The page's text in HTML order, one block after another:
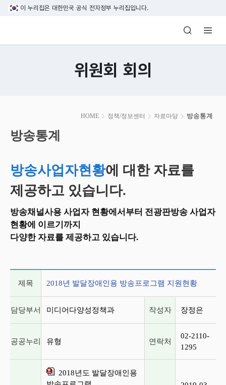
본문 바로가기
이 누리집은 대한민국 공식 전자정부 누리집입니다.
방송미디어통신위원회 Korea Media
위원회 회의
HOME 정책/정보센터 자료마당 방송통계
시
작
방송통계
방송사업자현황에 대한 자료를
제공하고 있습니다.
방송채널사용 사업자 현황에서부터 전광판방송 사업자
현황에 이르기까지
다양한 자료를 제공하고 있습니다.
제목 2018년 발달장애인용 방송프로그램 지원현황
담당부서 미디어다양성정책과 작성자 장정은
공공누리 유형 연락처
02-2110-
1295
2018년도 발달장애인용